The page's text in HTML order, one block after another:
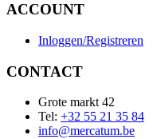
ACCOUNT
Inloggen/Registreren
CONTACT
Grote markt 42
Tel: +32 55 21 35 84
info@mercatum.be